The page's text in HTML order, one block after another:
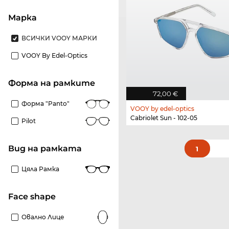
Марка
ВСИЧКИ VOOY МАРКИ
VOOY By Edel-Optics
Форма на рамките
Форма "panto"
Pilot
Вид на рамката
Цяла Рамка
Face shape
Овално Лице
72,00 €
VOOY by edel-optics
Cabriolet Sun - 102-05
1